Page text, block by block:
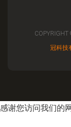
冠科技
感谢您访问我们的